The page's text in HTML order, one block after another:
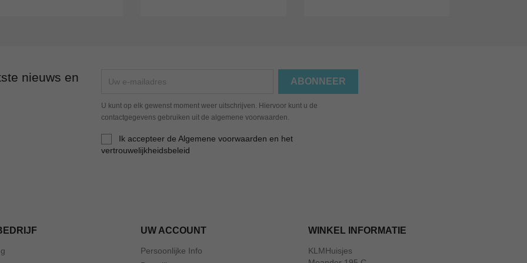
nieuws en
U kunt op elk gewenst moment weer uitschrijven. Hiervoor kunt u de
contactgegevens gebruiken uit de algemene voorwaarden.
Ik accepteer de Algemene voorwaarden en het
vertrouwelijkheidsbeleid
UW ACCOUNT
Persoonlijke Info
WINKEL INFORMATIE
KLMHuisjes